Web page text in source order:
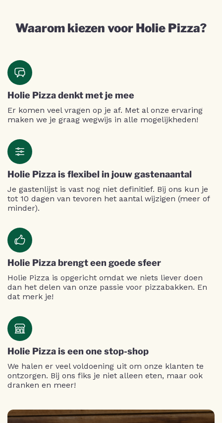
Waarom kiezen voor Holie Pizza?
Holie Pizza denkt met je mee
Er komen veel vragen op je af. Met al onze ervaring
maken we je graag wegwijs in alle mogelijkheden!
Holie Pizza is flexibel in jouw gastenaantal
Je gastenlijst is vast nog niet definitief. Bij ons kun je
tot 10 dagen van tevoren het aantal wijzigen (meer of
minder).
Holie Pizza brengt een goede sfeer
Holie Pizza is opgericht omdat we niets liever doen
dan het delen van onze passie voor pizzabakken. En
dat merk je!
Holie Pizza is een one stop-shop
We halen er veel voldoening uit om onze klanten te
ontzorgen. Bij ons fiks je niet alleen eten, maar ook
dranken en meer!